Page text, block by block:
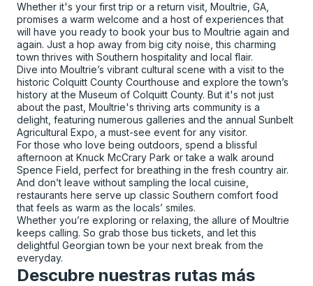
Whether it's your first trip or a return visit, Moultrie, GA,
promises a warm welcome and a host of experiences that
will have you ready to book your bus to Moultrie again and
again. Just a hop away from big city noise, this charming
town thrives with Southern hospitality and local flair.
Dive into Moultrie’s vibrant cultural scene with a visit to the
historic Colquitt County Courthouse and explore the town’s
history at the Museum of Colquitt County. But it's not just
about the past, Moultrie's thriving arts community is a
delight, featuring numerous galleries and the annual Sunbelt
Agricultural Expo, a must-see event for any visitor.
For those who love being outdoors, spend a blissful
afternoon at Knuck McCrary Park or take a walk around
Spence Field, perfect for breathing in the fresh country air.
And don’t leave without sampling the local cuisine,
restaurants here serve up classic Southern comfort food
that feels as warm as the locals’ smiles.
Whether you’re exploring or relaxing, the allure of Moultrie
keeps calling. So grab those bus tickets, and let this
delightful Georgian town be your next break from the
everyday.
Descubre nuestras rutas más